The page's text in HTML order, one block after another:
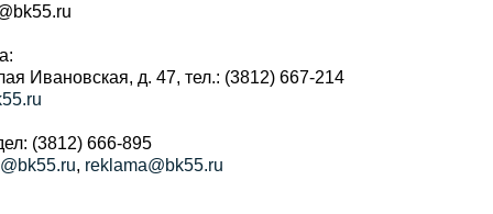
Ивановская, д. 47, тел.: (3812) 667-214
(3812) 666-895
, reklama@bk55.ru